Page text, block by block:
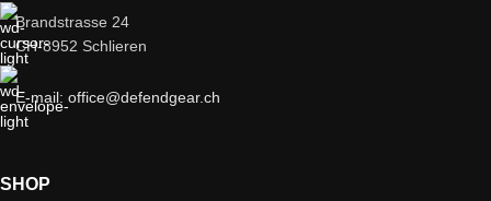
Brandstrasse 24
CH-8952 Schlieren
E-mail: office@defendgear.ch
SHOP